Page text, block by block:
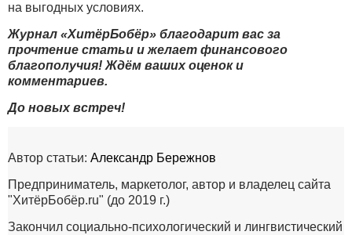
на выгодных условиях.
Журнал «ХитёрБобёр» благодарит вас за
прочтение статьи и желает финансового
благополучия! Ждём ваших оценок и
комментариев.
До новых встреч!
Автор статьи: Александр Бережнов
Предприниматель, маркетолог, автор и владелец сайта
"ХитёрБобёр.ru" (до 2019 г.)
Закончил социально-психологический и лингвистический